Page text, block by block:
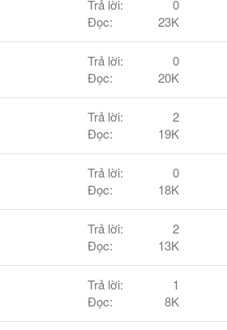
Trả lời
0
Đọc
23K
Trả lời
0
Đọc
20K
Trả lời
2
Đọc
19K
Trả lời
0
Đọc
18K
Trả lời
2
Đọc
13K
Trả lời
1
Đọc
8K